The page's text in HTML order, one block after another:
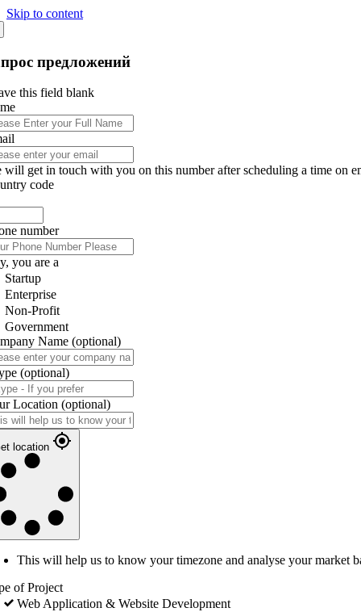
Skip to content
предложений
this field blank
will get in touch with you on this number after scheduling a time on
code
number
you are a
Startup
Enterprise
Non-Profit
Government
Name (optional)
(optional)
Location (optional)
location
This will help us to know your timezone and analyse your market
of Project
Web Application & Website Development